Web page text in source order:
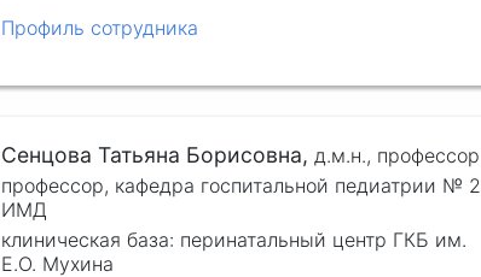
Профиль сотрудника
Сенцова Татьяна Борисовна, д.м.н., профессор
профессор, кафедра госпитальной педиатрии № 2
ИМД
клиническая база: перинатальный центр ГКБ им.
Е.О. Мухина